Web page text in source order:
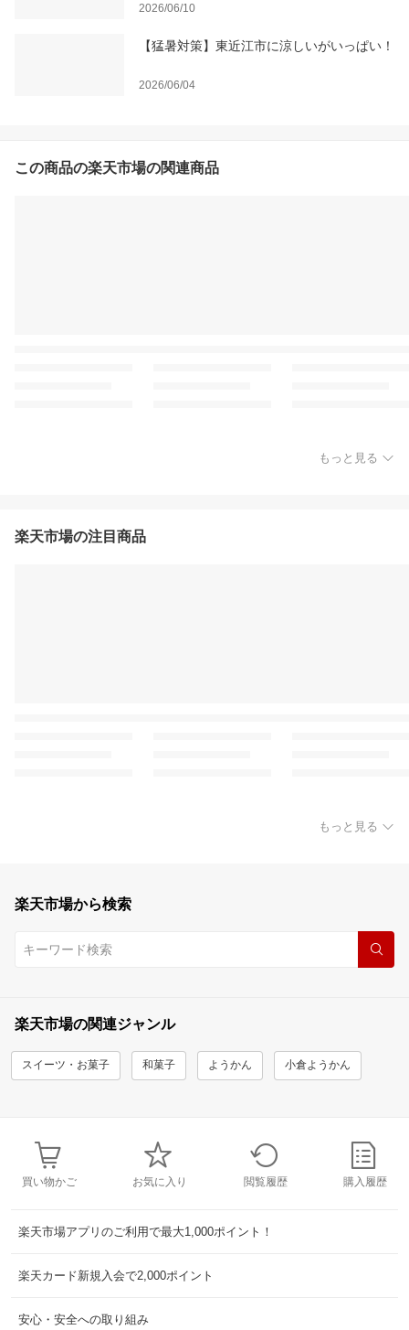
2026/06/10
【猛暑対策】東近江市に涼しいがいっぱい！
2026/06/04
この商品の楽天市場の関連商品
もっと見る
楽天市場の注目商品
もっと見る
楽天市場から検索
楽天市場の関連ジャンル
スイーツ・お菓子 和菓子 ようかん 小倉ようかん
買い物かご お気に入り 閲覧履歴 購入履歴
楽天市場アプリのご利用で最大1,000ポイント！
楽天カード新規入会で2,000ポイント
安心・安全への取り組み